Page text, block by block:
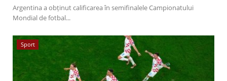
Argentina a obținut calificarea în semifinalele Campionatului
Mondial de fotbal...
Sport